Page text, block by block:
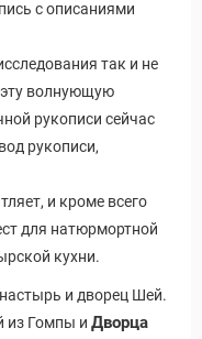
с описаниями
так и не
эту волнующую
рукописи сейчас
рукописи,
и кроме всего
для натюрмортной
кухни.
и дворец Шей.
из Гомпы и Дворца